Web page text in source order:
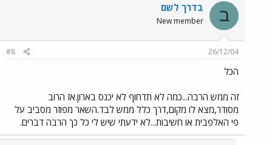
ב בדרך לשם
New member
26/12/04
#8
הכל
זה ממש הרבה...כמה לא תדחוף לא יכנס בארון.אז הרוב
מסודר,מצא לו מקום,דרך כלל ממש לבד.השאר מפוזר מסביב על
פי האלפבית או חשיבות...לא ידעתי שיש לי כל כך הרבה דברים.